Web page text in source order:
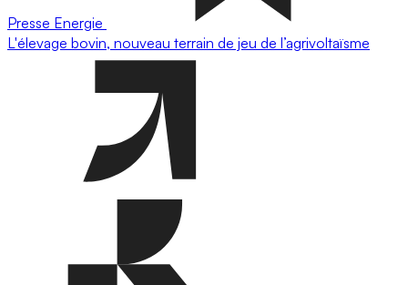
Presse Energie
L'élevage bovin, nouveau terrain de jeu de l’agrivoltaïsme